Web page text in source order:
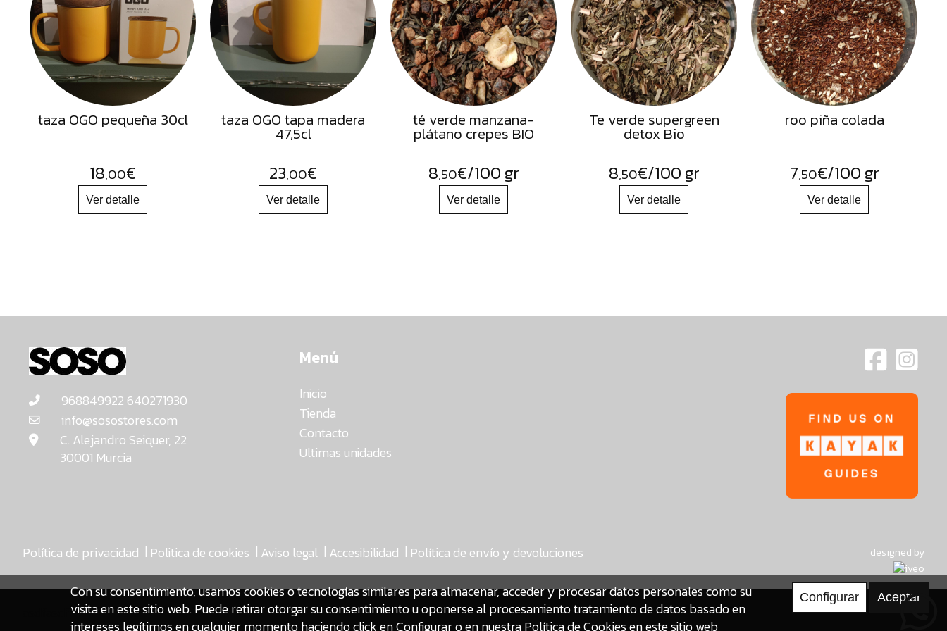
Frutos
Secos
Hierbas
Harinas
Accesorios
taza OGO pequeña 30cl
18,00€
taza OGO tapa madera
47,5cl
23,00€
té verde manzana-
plátano crepes BIO
8,50€/100 gr
Te verde supergreen
detox Bio
8,50€/100 gr
roo piña colada
7,50€/100 gr
968849922 640271930
info@sosostores.com
C. Alejandro Seiquer, 22
30001 Murcia
Menú
Inicio
Tienda
Contacto
Ultimas unidades
Política de privacidad | Politica de cookies | Aviso legal | Accesibilidad | Política de envío y devoluciones designed by
Con su consentimiento, usamos cookies o tecnologías similares para almacenar, acceder y procesar datos personales como su
visita en este sitio web. Puede retirar otorgar su consentimiento u oponerse al procesamiento tratamiento de datos basado en
intereses legítimos en cualquier momento haciendo click en Configurar o en nuestraPolítica de Cookies en este sitio web